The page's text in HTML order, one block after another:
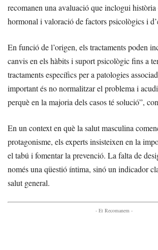
recomanen una avaluació que inclogui
hormonal i valoració de factors psicològics i
En funció de l’origen, els tractaments poden
canvis en els hàbits i suport psicològic fins a
tractaments específics per a patologies
important és no normalitzar el problema i
perquè en la majoria dels casos té solució”,
En un context en què la salut masculina
protagonisme, els experts insisteixen en la
el tabú i fomentar la prevenció. La falta de
només una qüestió íntima, sinó un indicador
salut general.
- Et Recomanem -